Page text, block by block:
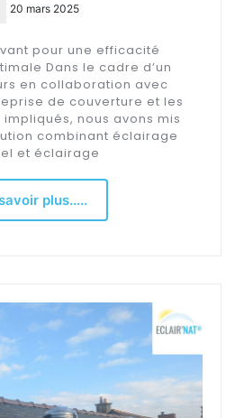
20 mars 2025
pour une efficacité
Dans le cadre d’un
en collaboration avec
de couverture et les
nous avons mis
combinant éclairage
et éclairage
plus.....